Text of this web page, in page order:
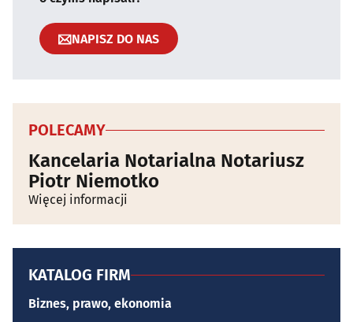
NAPISZ DO NAS
POLECAMY
Kancelaria Notarialna Notariusz
Piotr Niemotko
Więcej informacji
KATALOG FIRM
Biznes, prawo, ekonomia